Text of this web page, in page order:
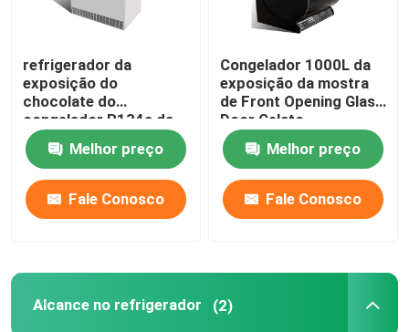
refrigerador da
exposição do
chocolate do
congelador R134a da
exposição do gelado
190L
Melhor preço
Fale Conosco
Congelador 1000L da
exposição da mostra
de Front Opening Glass
Door Gelato
Melhor preço
Fale Conosco
Alcance no refrigerador (2)